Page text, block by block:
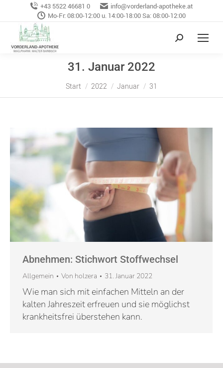
+43 5522 46681 0
info@vorderland-apotheke.at
Mo-Fr: 08:00-12:00 u. 14:00-18:00 Sa: 08:00-12:00
31. Januar 2022
Sie befinden sich hier:
Start 2022 Januar 31
Abnehmen: Stichwort Stoffwechsel
Allgemein Von holzera 31. Januar 2022
Wie man sich mit einfachen Mitteln an der
kalten Jahreszeit erfreuen und sie möglichst
krankheitsfrei überstehen kann.